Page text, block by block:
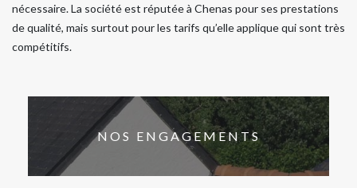
nécessaire. La société est réputée à Chenas pour ses prestations
de qualité, mais surtout pour les tarifs qu’elle applique qui sont très
compétitifs.
NOS ENGAGEMENTS